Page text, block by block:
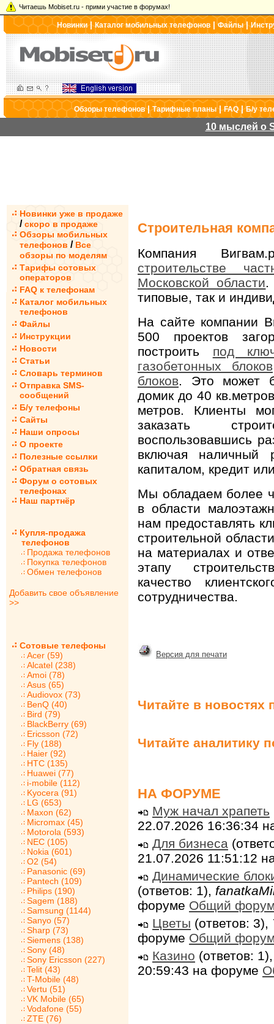
Читаешь Mobiset.ru - прими участие в форумах!
Новинки|Каталог мобильных телефонов |Файлы|
Обзоры телефонов|Тарифные планы|FAQ|Б/у
10 мыслей о
Новинки уже в продаже
/ скоро в продаже
Обзоры мобильных
телефонов / Все
обзоры по моделям
Тарифы сотовых
операторов
FAQ к телефонам
Каталог мобильных
телефонов
Файлы
Инструкции
Новости
Статьи
Словарь терминов
Отправка SMS-
сообщений
Б/у телефоны
Сайты
Наши опросы
О проекте
Полезные ссылки
Обратная связь
Форум о сотовых
телефонах
Наш партнёр
Купля-продажа
телефонов
Продажа телефонов
Покупка телефонов
Обмен телефонов
Добавить свое объявление
>>
Сотовые телефоны
Acer (59)
Alcatel (238)
Amoi (78)
Asus (65)
Audiovox (73)
BenQ (40)
Bird (79)
BlackBerry (69)
Ericsson (72)
Fly (188)
Haier (92)
HTC (135)
Huawei (77)
i-mobile (112)
Kyocera (91)
LG (653)
Maxon (62)
Micromax (45)
Motorola (593)
NEC (105)
Nokia (601)
O2 (54)
Panasonic (69)
Pantech (109)
Philips (190)
Sagem (188)
Samsung (1144)
Sanyo (57)
Sharp (73)
Siemens (138)
Sony (48)
Sony Ericsson (227)
Telit (43)
T-Mobile (48)
Vertu (51)
VK Mobile (65)
Vodafone (55)
ZTE (76)
Строительная
Компания
строительстве
Московской области.
типовые, так и
На сайте компании
500 проектов
построить под
газобетонных блоков
блоков. Это может
домик до 40
метров. Клиенты
заказать
воспользовавшись
включая наличный
капиталом, кредит
Мы обладаем более
в области
нам предоставлять
строительной
на материалах и
этапу
качество
сотрудничества.
Версия для печати
Читайте в новостях
Читайте аналитику
НА ФОРУМЕ
Муж начал храпеть
22.07.2026 16:36:34
Для бизнеса
21.07.2026 11:51:12
Динамические
(ответов: 1),
форуме Общий
Цветы (ответов: 3),
форуме Общий
Казино (ответов:
20:59:43 на форуме